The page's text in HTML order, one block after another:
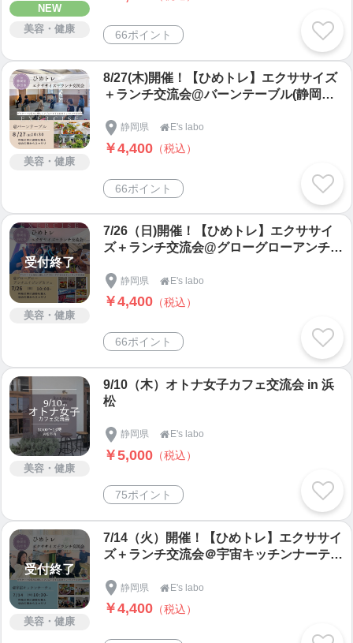
NEW
美容・健康
66ポイント
美容・健康
8/27(木)開催！【ひめトレ】エクササイズ
＋ランチ交流会@バーンテーブル(静岡県
静岡県  E's labo
￥4,400 （税込）
66ポイント
受付終了
美容・健康
7/26（日)開催！【ひめトレ】エクササイ
ズ＋ランチ交流会@グローグローアンチエ
静岡県 E's labo
￥4,400 （税込）
66ポイント
美容・健康
9/10（木）オトナ女子カフェ交流会 in 浜
松
静岡県  E's labo
￥5,000 （税込）
75ポイント
受付終了
美容・健康
7/14（火）開催！【ひめトレ】エクササイ
ズ＋ランチ交流会＠宇宙キッチンナーテイ
静岡県 E's labo
￥4,400 （税込）